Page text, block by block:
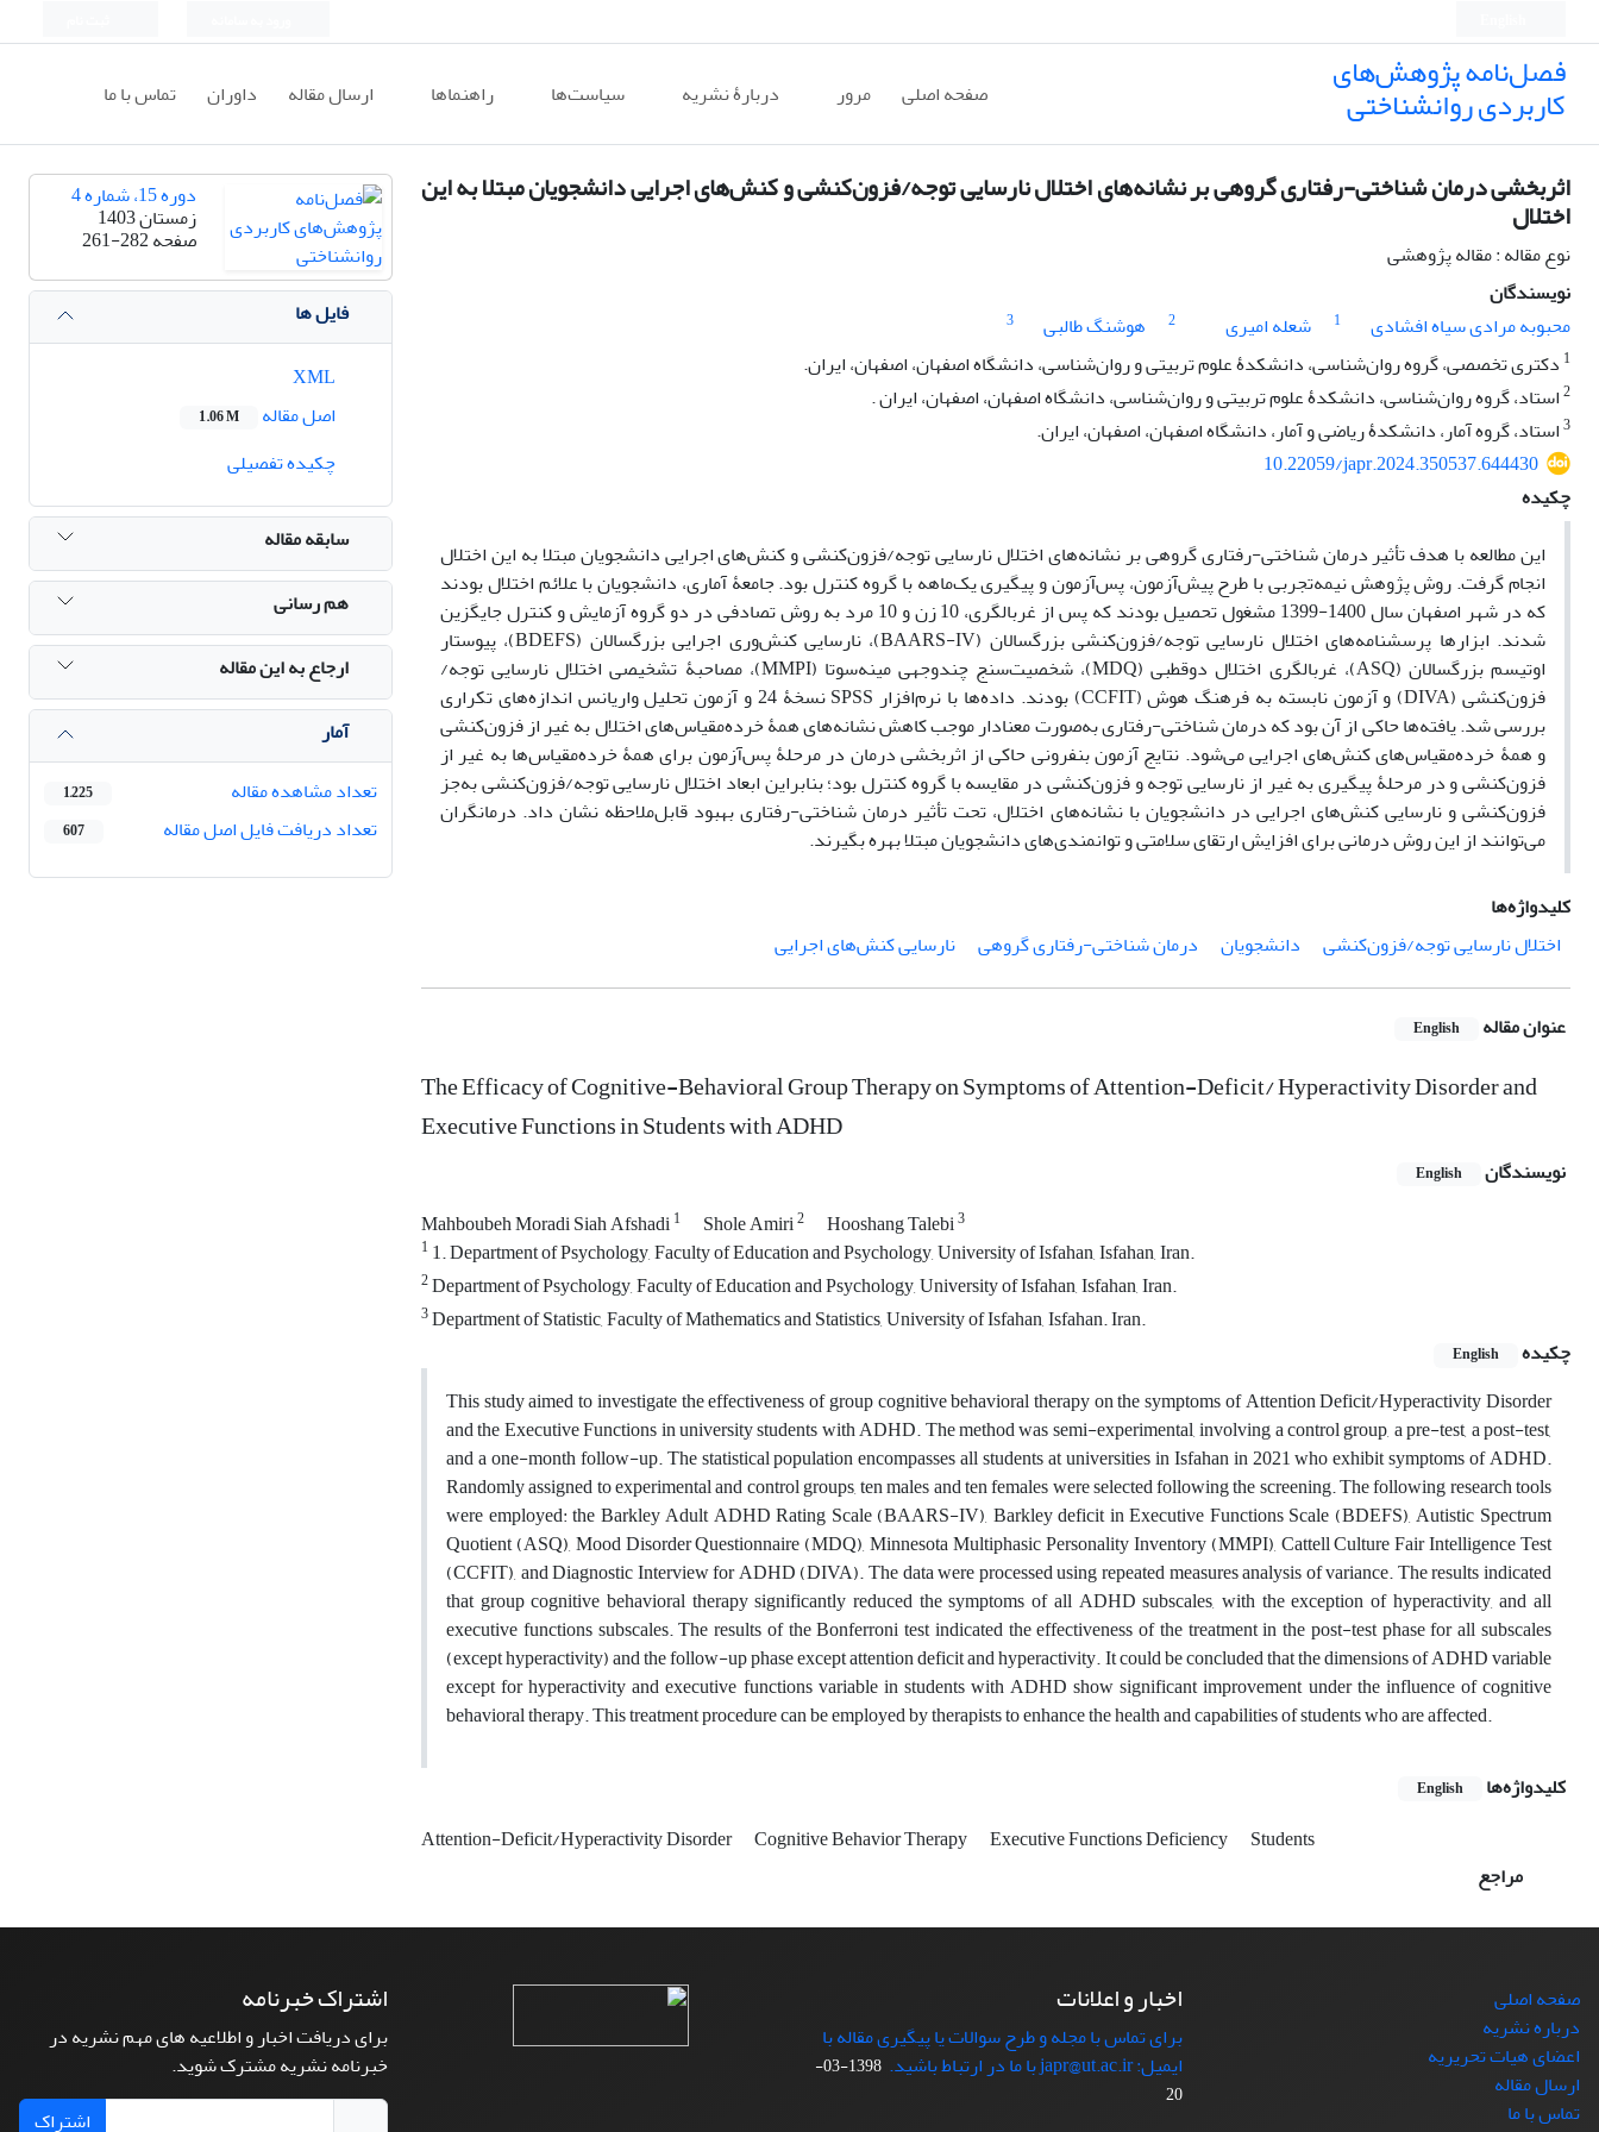
فصل‌نامه پژوهش‌های
کاربردی روانشناختی صفحه اصلی مرور دربارۀ نشریه سیاست‌ها راهنماها ارسال مقاله داوران تماس با ما
اثربخشی درمان شناختی-رفتاری گروهی بر نشانه‌های اختلال نارسایی توجه/فزون‌کنشی و کنش‌های اجرایی دانشجویان مبتلا به این
اختلال
نوع مقاله : مقاله پژوهشی
نویسندگان
محبوبه مرادی سیاه افشادی
1 شعله امیری 2 هوشنگ طالبی
3
1 دکتری تخصصی، گروه روان‌شناسی، دانشکدۀ علوم تربیتی و روان‌شناسی، دانشگاه اصفهان، اصفهان، ایران.
2استاد، گروه روان‌شناسی، دانشکدۀ علوم تربیتی و روان‌شناسی، دانشگاه اصفهان، اصفهان، ایران .
3استاد، گروه آمار، دانشکدۀ ریاضی و آمار، دانشگاه اصفهان، اصفهان، ایران.
10.22059/japr.2024.350537.644430
چکیده
این مطالعه با هدف تأثیر درمان شناختی-رفتاری گروهی بر نشانه‌های اختلال نارسایی توجه/فزون‌کنشی و کنش‌های اجرایی دانشجویان مبتلا به این اختلال
انجام گرفت. روش پژوهش نیمه‌تجربی با طرح پیش‌آزمون، پس‌آزمون و پیگیری یک‌ماهه با گروه کنترل بود. جامعۀ آماری، دانشجویان با علائم اختلال بودند
که در شهر اصفهان سال 1400-1399 مشغول تحصیل بودند که پس از غربالگری، 10 زن و 10 مرد به روش تصادفی در دو گروه آزمایش و کنترل جایگزین
شدند. ابزارها پرسشنامه‌های اختلال نارسایی توجه/فزون‌کنشی بزرگسالان (BAARS-IV)، نارسایی کنش‌وری اجرایی بزرگسالان (BDEFS)، پیوستار
اوتیسم بزرگسالان (ASQ)، غربالگری اختلال دوقطبی (MDQ)، شخصیت‌سنج چندوجهی مینه‌سوتا (MMPI)، مصاحبۀ تشخیصی اختلال نارسایی توجه/
فزون‌کنشی (DIVA) و آزمون نابسته به فرهنگ هوش (CCFIT) بودند. داده‌ها با نرم‌افزار SPSS نسخۀ 24 و آزمون تحلیل واریانس اندازه‌های تکراری
بررسی شد. یافته‌ها حاکی از آن بود که درمان شناختی-رفتاری به‌صورت معنادار موجب کاهش نشانه‌های همۀ خرده‌مقیاس‌های اختلال به غیر از فزون‌کنشی
و همۀ خرده‌مقیاس‌های کنش‌های اجرایی می‌شود. نتایج آزمون بنفرونی حاکی از اثربخشی درمان در مرحلۀ پس‌آزمون برای همۀ خرده‌مقیاس‌ها به غیر از
فزون‌کنشی و در مرحلۀ پیگیری به غیر از نارسایی توجه و فزون‌کنشی در مقایسه با گروه کنترل بود؛ بنابراین ابعاد اختلال نارسایی توجه/فزون‌کنشی به‌جز
فزون‌کنشی و نارسایی کنش‌های اجرایی در دانشجویان با نشانه‌های اختلال، تحت تأثیر درمان شناختی-رفتاری بهبود قابل‌ملاحظه نشان داد. درمانگران
می‌توانند از این روش درمانی برای افزایش ارتقای سلامتی و توانمندی‌های دانشجویان مبتلا بهره بگیرند.
کلیدواژه‌ها
اختلال نارسایی توجه/فزون‌کنشی
دانشجویان درمان شناختی-رفتاری گروهی نارسایی کنش‌های اجرایی
عنوان مقاله English
The Efficacy of Cognitive-Behavioral Group Therapy on Symptoms of Attention-Deficit/ Hyperactivity Disorder and
Executive Functions in Students with ADHD
نویسندگان English
Mahboubeh Moradi Siah Afshadi1 Shole Amiri2 Hooshang Talebi3
1 1. Department of Psychology, Faculty of Education and Psychology, University of Isfahan, Isfahan, Iran.
2Department of Psychology, Faculty of Education and Psychology, University of Isfahan, Isfahan, Iran.
3Department of Statistic, Faculty of Mathematics and Statistics, University of Isfahan, Isfahan. Iran.
چکیده
English
This study aimed to investigate the effectiveness of group cognitive behavioral therapy on the symptoms of Attention Deficit/Hyperactivity Disorder
and the Executive Functions in university students with ADHD. The method was semi-experimental, involving a control group, a pre-test, a post-test,
and a one-month follow-up. The statistical population encompasses all students at universities in Isfahan in 2021 who exhibit symptoms of ADHD.
Randomly assigned to experimental and control groups, ten males and ten females were selected following the screening. The following research tools
were employed: the Barkley Adult ADHD Rating Scale (BAARS-IV), Barkley deficit in Executive Functions Scale (BDEFS), Autistic Spectrum
Quotient (ASQ), Mood Disorder Questionnaire (MDQ), Minnesota Multiphasic Personality Inventory (MMPI), Cattell Culture Fair Intelligence Test
(CCFIT), and Diagnostic Interview for ADHD (DIVA). The data were processed using repeated measures analysis of variance. The results indicated
that group cognitive behavioral therapy significantly reduced the symptoms of all ADHD subscales, with the exception of hyperactivity, and all
executive functions subscales. The results of the Bonferroni test indicated the effectiveness of the treatment in the post-test phase for all subscales
(except hyperactivity) and the follow-up phase except attention deficit and hyperactivity. It could be concluded that the dimensions of ADHD variable
except for hyperactivity and executive functions variable in students with ADHD show significant improvement under the influence of cognitive
behavioral therapy. This treatment procedure can be employed by therapists to enhance the health and capabilities of students who are affected.
کلیدواژه‌ها
English
Attention-Deficit/Hyperactivity Disorder Cognitive Behavior Therapy Executive Functions Deficiency
Students
مراجع
دوره 15، شماره 4
زمستان 1403
صفحه261-282
فایل ها
اصل مقاله
1.06 M
چکیده تفصیلی
سابقه مقاله
هم رسانی
ارجاع به این مقاله
آمار
تعداد مشاهده مقاله
1,225
تعداد دریافت فایل اصل مقاله 607
صفحه اصلی
درباره نشریه
اعضای هیات تحریریه
ارسال مقاله
تماس با ما
اخبار و اعلانات
برای تماس با مجله و طرح سوالات یا پیگیری مقاله با
ایمیل: japr@ut.ac.ir با ما در ارتباط باشید.
1398-03-
20
اشتراک خبرنامه
برای دریافت اخبار و اطلاعیه های مهم نشریه در
خبرنامه نشریه مشترک شوید.
اشتراک